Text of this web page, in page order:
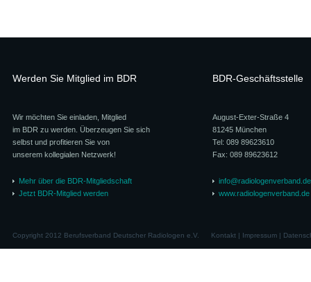
Werden Sie Mitglied im BDR
Wir möchten Sie einladen, Mitglied
im BDR zu werden. Überzeugen Sie sich
selbst und profitieren Sie von
unserem kollegialen Netzwerk!
Mehr über die BDR-Mitgliedschaft
Jetzt BDR-Mitglied werden
BDR-Geschäftsstelle
August-Exter-Straße 4
81245 München
Tel: 089 89623610
Fax: 089 89623612
info@radiologenverband.de
www.radiologenverband.de
Copyright 2012 Berufsverband Deutscher Radiologen e.V. Kontakt| Impressum|